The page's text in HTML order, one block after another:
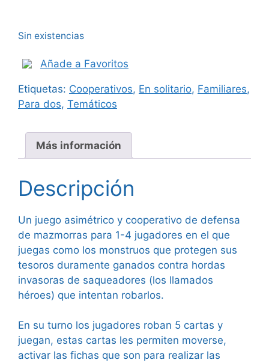
Sin existencias
Añade a Favoritos
Etiquetas: Cooperativos, En solitario, Familiares,
Para dos, Temáticos
Más información
Descripción
Un juego asimétrico y cooperativo de defensa
de mazmorras para 1-4 jugadores en el que
juegas como los monstruos que protegen sus
tesoros duramente ganados contra hordas
invasoras de saqueadores (los llamados
héroes) que intentan robarlos.
En su turno los jugadores roban 5 cartas y
juegan, estas cartas les permiten moverse,
activar las fichas que son para realizar las